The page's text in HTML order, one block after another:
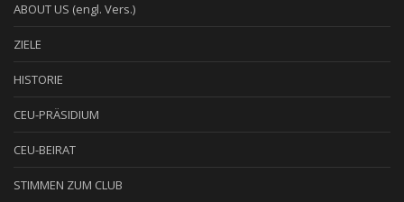
ABOUT US (engl. Vers.)
ZIELE
HISTORIE
CEU-PRÄSIDIUM
CEU-BEIRAT
STIMMEN ZUM CLUB